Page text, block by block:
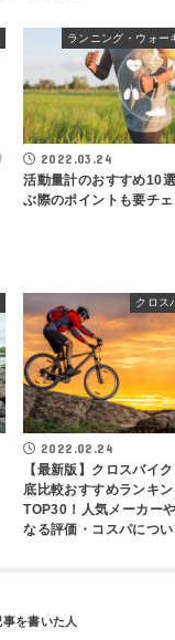
ランニング・ウォー
2022.03.24
活動量計のおすすめ10
ぶ際のポイントも要チ
クロス
2022.02.24
【最新版】クロスバイ
底比較おすすめランキ
TOP30！人気メーカー
なる評価・コスパにつ